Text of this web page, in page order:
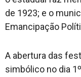
de 1923; e o
Emancipação
A abertura das
simbólico no dia